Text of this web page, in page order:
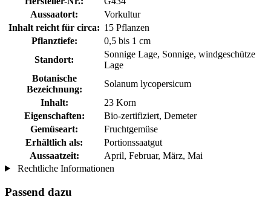
Aussaatort:
Vorkultur
Inhalt reicht für circa: 15 Pflanzen
Pflanztiefe:
0,5 bis 1 cm
Standort:
Sonnige Lage, Sonnige, windgeschütze
Lage
Botanische
Bezeichnung:
Solanum lycopersicum
Inhalt:
23 Korn
Eigenschaften:
Bio-zertifiziert, Demeter
Gemüseart:
Fruchtgemüse
Erhältlich als:
Portionssaatgut
Aussaatzeit:
April, Februar, März, Mai
Rechtliche Informationen
Passend dazu